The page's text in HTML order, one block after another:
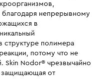
непрерывному
в
структуре полимера
потому что не
Skin Nodor® чрезвычайно
защищающая от